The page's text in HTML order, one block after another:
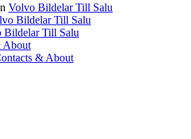
Volvo Bildelar Till Salu
Bildelar Till Salu
Bildelar Till Salu
About
& About